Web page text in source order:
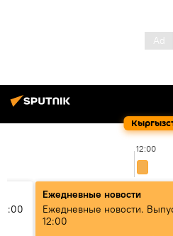
12:00
Ежедневные новости
Ежедневные новости.
12:00